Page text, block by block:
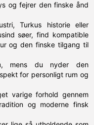
og fejrer den finske ånd
Turkus historie eller
søer, find kompatible
og den finske tilgang til
mens du nyder den
for personligt rum og
varige forhold gennem
og moderne finsk